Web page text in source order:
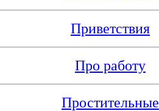
Приветствия
Про работу
Простительные